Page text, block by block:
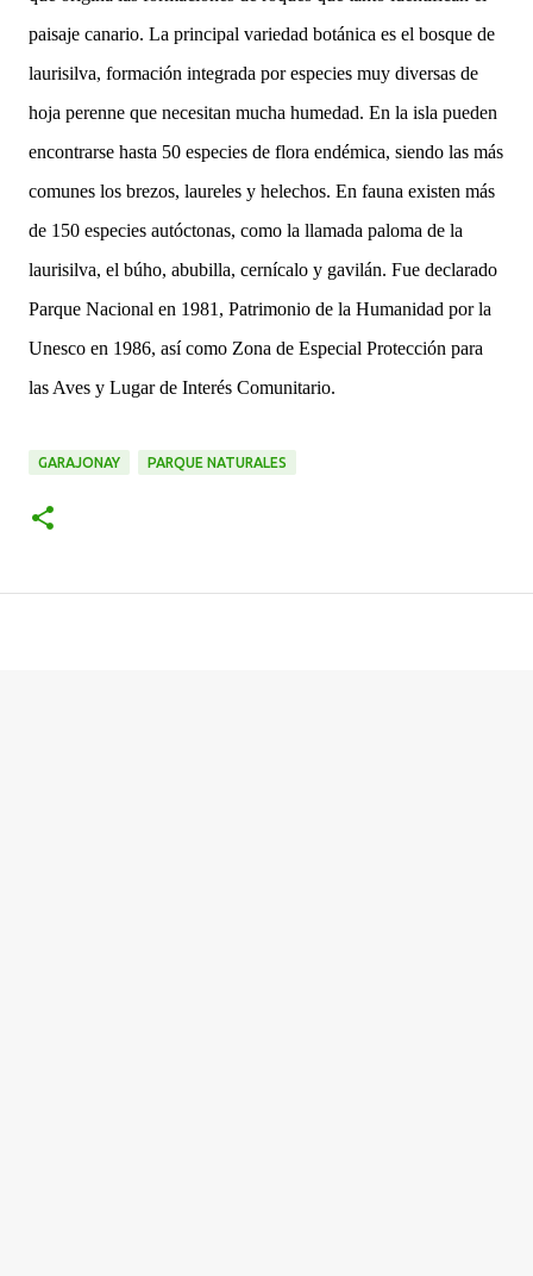
paisaje canario. La principal variedad botánica es el bosque de
laurisilva, formación integrada por especies muy diversas de
hoja perenne que necesitan mucha humedad. En la isla pueden
encontrarse hasta 50 especies de flora endémica, siendo las más
comunes los brezos, laureles y helechos. En fauna existen más
de 150 especies autóctonas, como la llamada paloma de la
laurisilva, el búho, abubilla, cernícalo y gavilán. Fue declarado
Parque Nacional en 1981, Patrimonio de la Humanidad por la
Unesco en 1986, así como Zona de Especial Protección para
las Aves y Lugar de Interés Comunitario.
GARAJONAY PARQUE NATURALES